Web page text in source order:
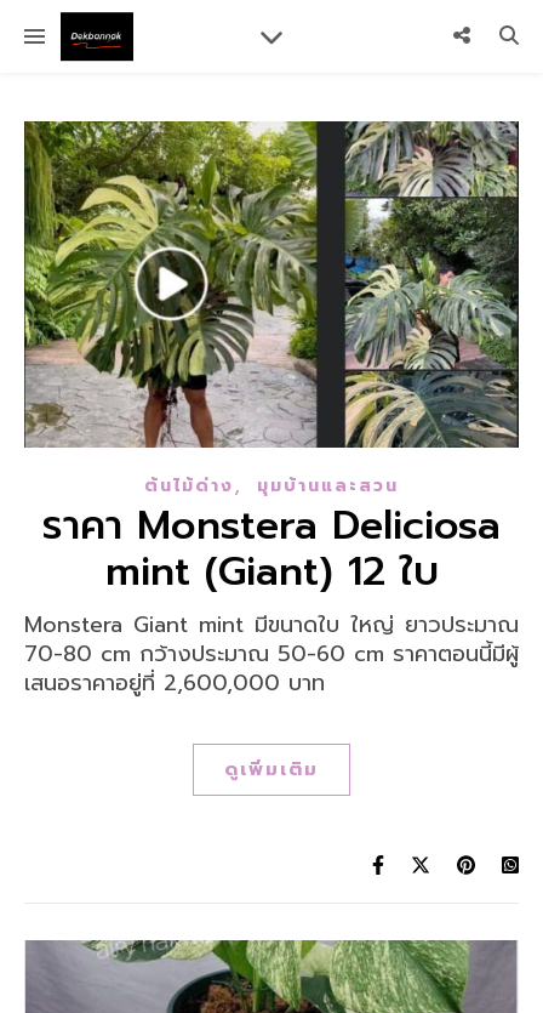
ต้นไม้ด่าง, มุมบ้านและสวน
ราคา Monstera Deliciosa
mint (Giant) 12 ใบ
Monstera Giant mint มีขนาดใบ ใหญ่ ยาวประมาณ
70-80 cm กว้างประมาณ 50-60 cm ราคาตอนนี้มีผู้
เสนอราคาอยู่ที่ 2,600,000 บาท
ดูเพิ่มเติม